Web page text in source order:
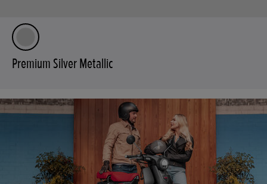
Premium Silver Metallic